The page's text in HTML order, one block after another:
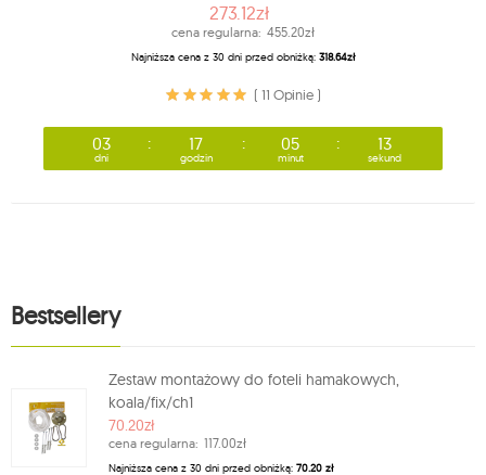
273.12zł
cena regularna: 455.20zł
Najniższa cena z 30 dni przed obniżką: 318.64zł
( 11 Opinie )
03
dni
17
godzin
05
minut
10
sekund
Bestsellery
Zestaw montażowy do foteli hamakowych,
koala/fix/ch1
70.20zł
cena regularna: 117.00zł
Najniższa cena z 30 dni przed obniżką: 70.20 zł